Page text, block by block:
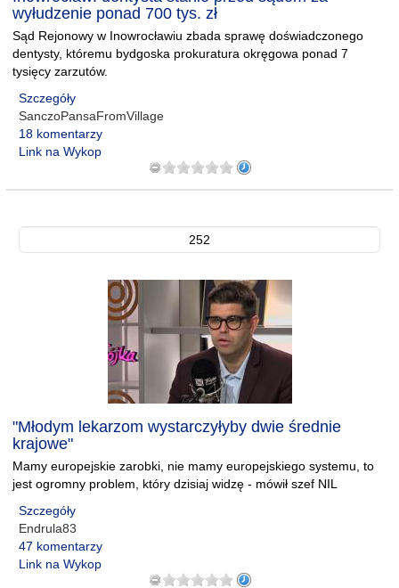
wyłudzenie ponad 700 tys. zł
Sąd Rejonowy w Inowrocławiu zbada sprawę doświadczonego
dentysty, któremu bydgoska prokuratura okręgowa ponad 7
tysięcy zarzutów.
Szczegóły
SanczoPansaFromVillage
18 komentarzy
Link na Wykop
252
"Młodym lekarzom wystarczyłyby dwie średnie
krajowe"
Mamy europejskie zarobki, nie mamy europejskiego systemu, to
jest ogromny problem, który dzisiaj widzę - mówił szef NIL
Szczegóły
Endrula83
47 komentarzy
Link na Wykop